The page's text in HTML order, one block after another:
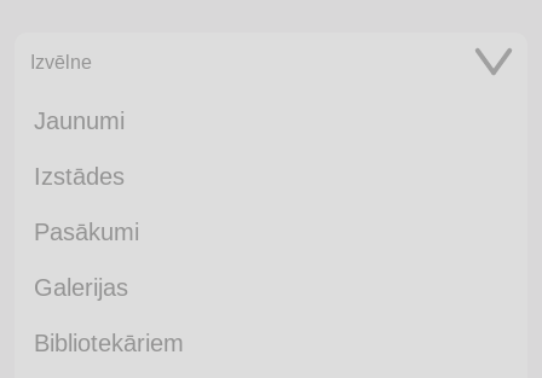
Izvēlne
Jaunumi
Izstādes
Pasākumi
Galerijas
Bibliotekāriem